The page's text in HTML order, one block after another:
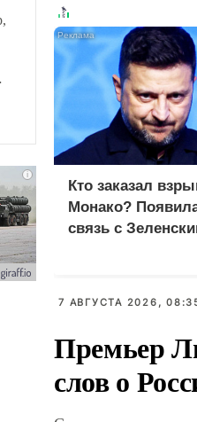
Кто заказал
Монако?
связь с
7 АВГУСТА 2026,
Премьер
слов о